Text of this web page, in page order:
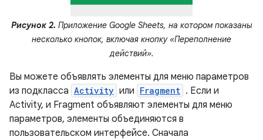
Рисунок 2. Приложение Google Sheets, на котором показаны
несколько кнопок, включая кнопку «Переполнение
действий».
Вы можете объявлять элементы для меню параметров
из подкласса Activity или Fragment . Если и
Activity, и Fragment объявляют элементы для меню
параметров, элементы объединяются в
пользовательском интерфейсе. Сначала